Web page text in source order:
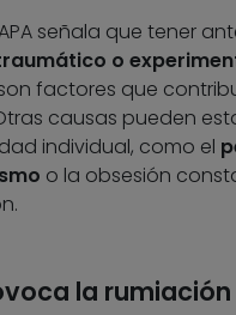
señala que tener
o
factores que
causas pueden
individual, como el
o la obsesión
la